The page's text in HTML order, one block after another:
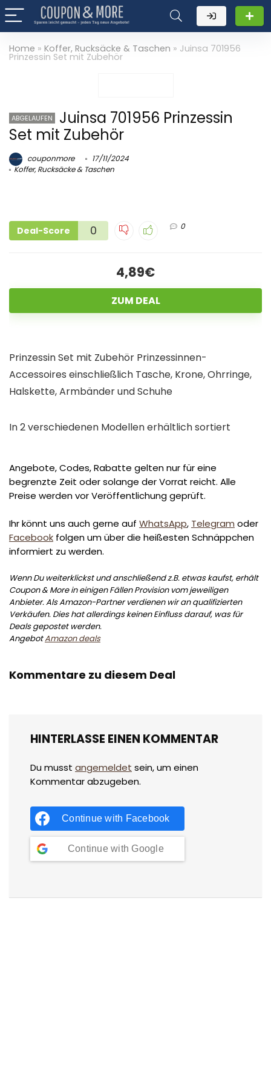
Home » Koffer, Rucksäcke & Taschen » Juinsa 701956
Prinzessin Set mit Zubehör
ABGELAUFEN
Juinsa 701956 Prinzessin
Set mit Zubehör
couponmore
17/11/2024
Koffer, Rucksäcke & Taschen
Deal-Score 0 0
4,89€
ZUM DEAL
Prinzessin Set mit Zubehör Prinzessinnen-
Accessoires einschließlich Tasche, Krone, Ohrringe,
Halskette, Armbänder und Schuhe
In 2 verschiedenen Modellen erhältlich sortiert
Angebote, Codes, Rabatte gelten nur für eine
begrenzte Zeit oder solange der Vorrat reicht. Alle
Preise werden vor Veröffentlichung geprüft.
Ihr könnt uns auch gerne auf WhatsApp, Telegram oder
Facebook folgen um über die heißesten Schnäppchen
informiert zu werden.
Wenn Du weiterklickst und anschließend z.B. etwas kaufst, erhält
Coupon & More in einigen Fällen Provision vom jeweiligen
Anbieter. Als Amazon-Partner verdienen wir an qualifizierten
Verkäufen. Dies hat allerdings keinen Einfluss darauf, was für
Deals gepostet werden.
AngebotAmazon deals
Kommentare zu diesem Deal
HINTERLASSE EINEN KOMMENTAR
Du musst angemeldet sein, um einen
Kommentar abzugeben.
Continue with Facebook
Continue with Google